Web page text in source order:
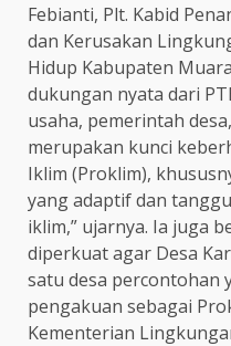
Febianti, Plt. Kabid
dan Kerusakan
Hidup Kabupaten
dukungan nyata dari
usaha, pemerintah
merupakan kunci
Iklim (Proklim),
yang adaptif dan
iklim,” ujarnya. Ia juga
diperkuat agar Desa
satu desa percontohan
pengakuan sebagai
Kementerian